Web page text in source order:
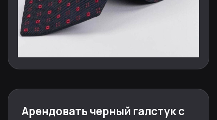
Арендовать черный галстук с